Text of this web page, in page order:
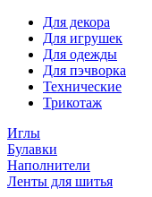
Для декора
Для игрушек
Для одежды
Для пэчворка
Технические
Трикотаж
Иглы
Булавки
Наполнители
Ленты для шитья